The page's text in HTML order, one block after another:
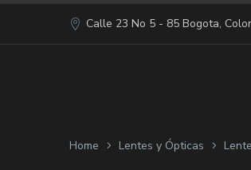
Calle 23 No 5 - 85 Bogota,
Home Lentes y Ópticas